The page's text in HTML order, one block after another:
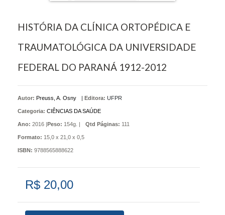
HISTÓRIA DA CLÍNICA ORTOPÉDICA E
TRAUMATOLÓGICA DA UNIVERSIDADE
FEDERAL DO PARANÁ 1912-2012
Autor: Preuss, A. Osny Editora: UFPR
Categoria: CIÊNCIAS DA SAÚDE
Ano: 2016 | Peso: 154g. | Qtd Páginas: 111
Formato: 15,0 x 21,0 x 0,5
ISBN: 9788565888622
R$ 20,00